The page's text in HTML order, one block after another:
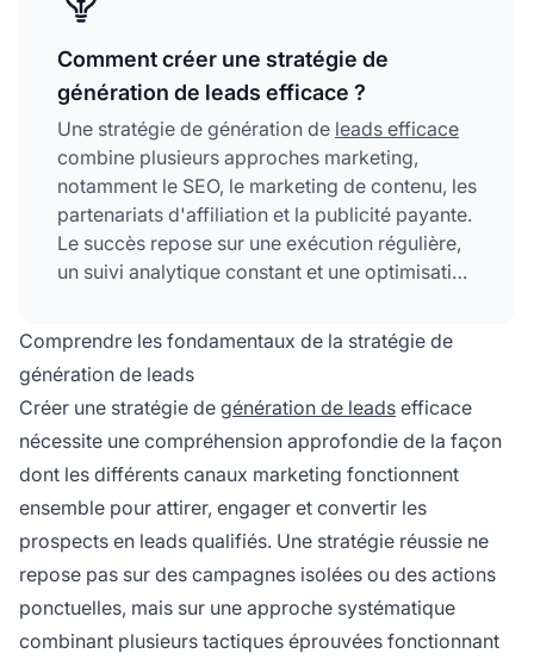
Comment créer une stratégie de
génération de leads efficace ?
Une stratégie de génération de leads efficace
combine plusieurs approches marketing,
notamment le SEO, le marketing de contenu, les
partenariats d'affiliation et la publicité payante.
Le succès repose sur une exécution régulière,
un suivi analytique constant et une optimisation
garder le contrôle et maximiser l'impact sur
l'entreprise.
Comprendre les fondamentaux de la stratégie de
génération de leads
Créer une stratégie de génération de leads efficace
nécessite une compréhension approfondie de la façon
dont les différents canaux marketing fonctionnent
ensemble pour attirer, engager et convertir les
prospects en leads qualifiés. Une stratégie réussie ne
repose pas sur des campagnes isolées ou des actions
ponctuelles, mais sur une approche systématique
combinant plusieurs tactiques éprouvées fonctionnant